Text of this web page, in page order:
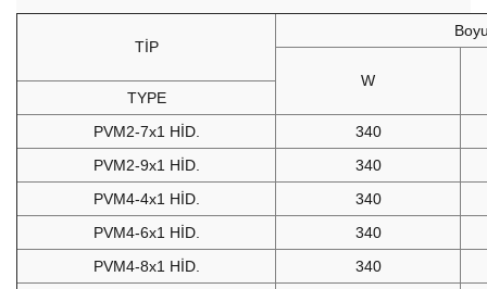
TİP
W
TYPE
PVM2-7x1 HİD.
340
PVM2-9x1 HİD.
340
PVM4-4x1 HİD.
340
PVM4-6x1 HİD.
340
PVM4-8x1 HİD.
340